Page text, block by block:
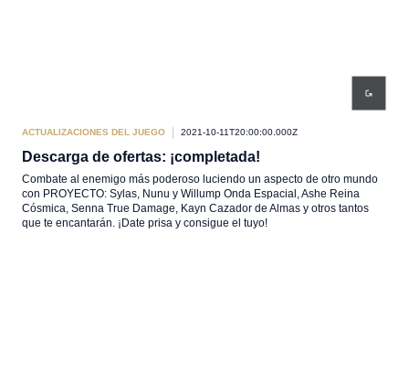
ACTUALIZACIONES DEL JUEGO 2021-10-11T20:00:00.000Z
Descarga de ofertas: ¡completada!
Combate al enemigo más poderoso luciendo un aspecto de otro mundo
con PROYECTO: Sylas, Nunu y Willump Onda Espacial, Ashe Reina
Cósmica, Senna True Damage, Kayn Cazador de Almas y otros tantos
que te encantarán. ¡Date prisa y consigue el tuyo!